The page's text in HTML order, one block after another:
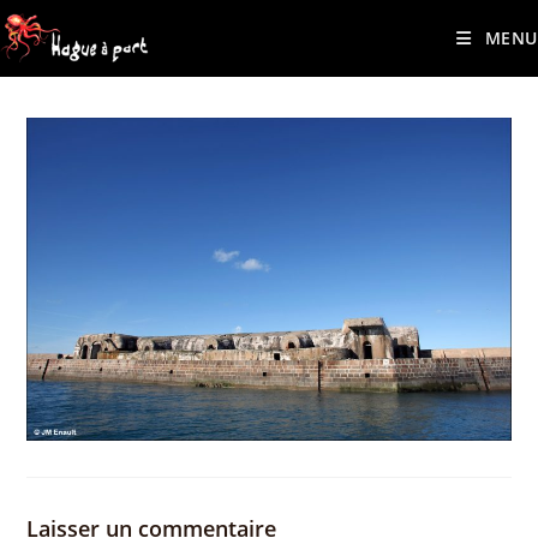
principal
Skip
to
content
MENU
Laisser un commentaire